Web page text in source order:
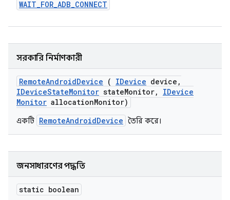
WAIT_FOR_ADB_CONNECT
সরকারি নির্মাণকারী
RemoteAndroidDevice ( IDevice device ,
IDeviceStateMonitor stateMonitor,
IDevice
Monitor allocationMonitor)
একটি RemoteAndroidDevice তৈরি করে।
জনসাধারণের পদ্ধতি
static boolean